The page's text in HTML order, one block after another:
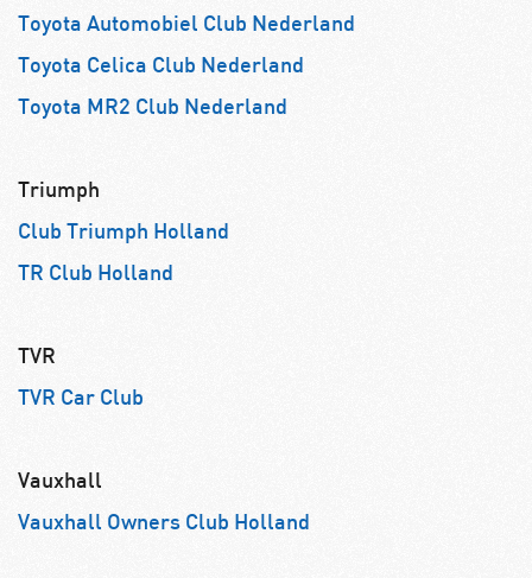
Toyota Automobiel Club Nederland
Toyota Celica Club Nederland
Toyota MR2 Club Nederland
Triumph
Club Triumph Holland
TR Club Holland
TVR
TVR Car Club
Vauxhall
Vauxhall Owners Club Holland